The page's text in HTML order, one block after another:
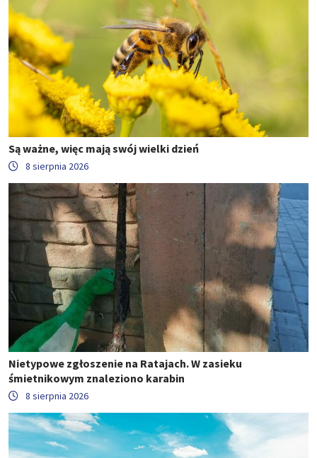
Są ważne, więc mają swój wielki dzień
8 sierpnia 2026
Nietypowe zgłoszenie na Ratajach. W zasieku
śmietnikowym znaleziono karabin
8 sierpnia 2026